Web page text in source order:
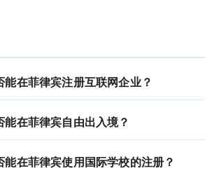
能在菲律宾注册互联网企业？
能在菲律宾自由出入境？
能在菲律宾使用国际学校的注册？